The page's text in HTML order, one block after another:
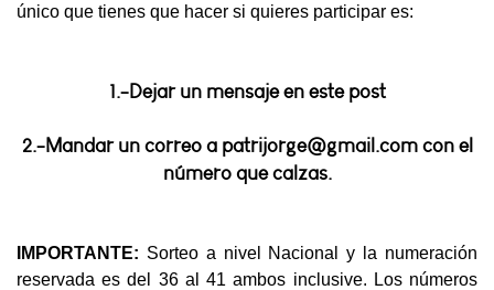
único que tienes que hacer si quieres participar es:
1.-Dejar un mensaje en este post
2.-Mandar un correo a patrijorge@gmail.com con el
número que calzas.
IMPORTANTE: Sorteo a nivel Nacional y la numeración
reservada es del 36 al 41 ambos inclusive. Los números